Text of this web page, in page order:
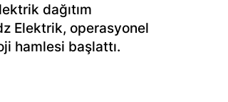
dağıtım
Elektrik, operasyonel
hamlesi başlattı.